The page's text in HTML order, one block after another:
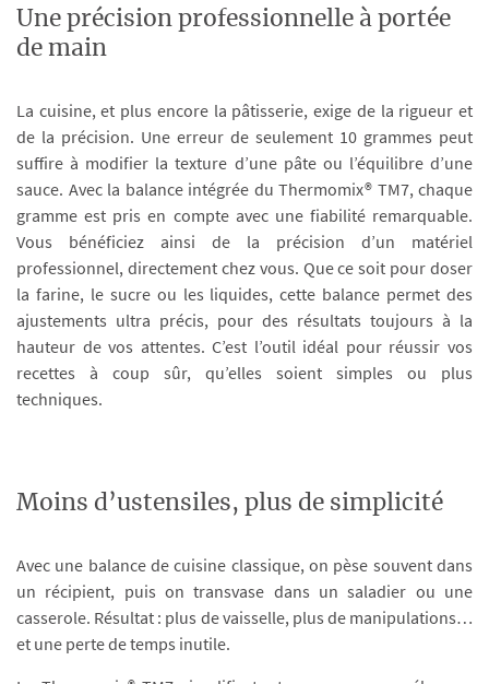
Une précision professionnelle à portée
de main
La cuisine, et plus encore la pâtisserie, exige de la rigueur et
de la précision. Une erreur de seulement 10 grammes peut
suffire à modifier la texture d’une pâte ou l’équilibre d’une
sauce. Avec la balance intégrée du Thermomix® TM7, chaque
gramme est pris en compte avec une fiabilité remarquable.
Vous bénéficiez ainsi de la précision d’un matériel
professionnel, directement chez vous. Que ce soit pour doser
la farine, le sucre ou les liquides, cette balance permet des
ajustements ultra précis, pour des résultats toujours à la
hauteur de vos attentes. C’est l’outil idéal pour réussir vos
recettes à coup sûr, qu’elles soient simples ou plus
techniques.
Moins d’ustensiles, plus de simplicité
Avec une balance de cuisine classique, on pèse souvent dans
un récipient, puis on transvase dans un saladier ou une
casserole. Résultat : plus de vaisselle, plus de manipulations…
et une perte de temps inutile.